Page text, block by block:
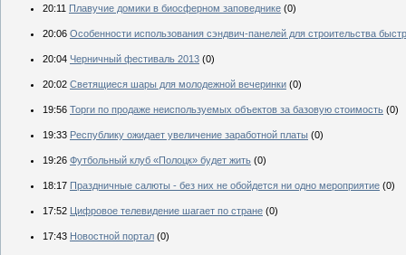
20:11 Плавучие домики в биосферном заповеднике (0)
20:06 Особенности использования сэндвич-панелей для строительства
20:04 Черничный фестиваль 2013 (0)
20:02 Светящиеся шары для молодежной вечеринки (0)
19:56 Торги по продаже неиспользуемых объектов за базовую стоимость (0)
19:33 Республику ожидает увеличение заработной платы (0)
19:26 Футбольный клуб «Полоцк» будет жить (0)
18:17 Праздничные салюты - без них не обойдется ни одно мероприятие (0)
17:52 Цифровое телевидение шагает по стране (0)
17:43 Новостной портал (0)